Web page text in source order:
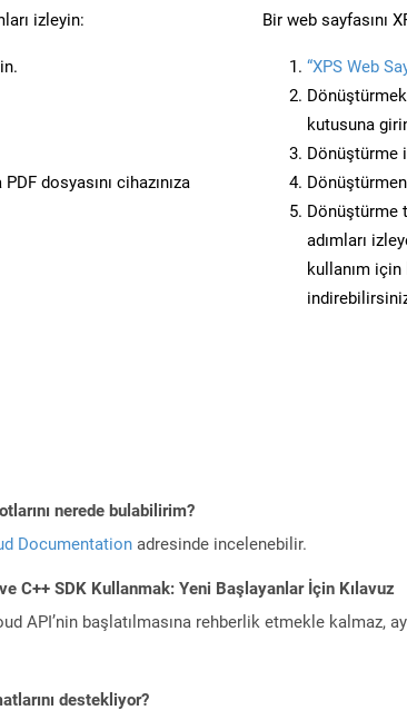
izleyin:
dosyasını cihazınıza
Bir web sayfasını
“XPS Web
kutusuna
Dönüştürme
Dönüştürme
adımları
kullanım
nerede bulabilirim?
Documentation adresinde incelenebilir.
C++ SDK Kullanmak: Yeni Başlayanlar İçin Kılavuz
API’nin başlatılmasına rehberlik etmekle kalmaz,
destekliyor?